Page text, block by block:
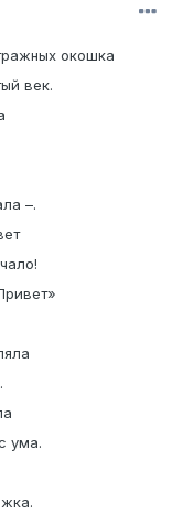
окошка
век.
–.
ума.